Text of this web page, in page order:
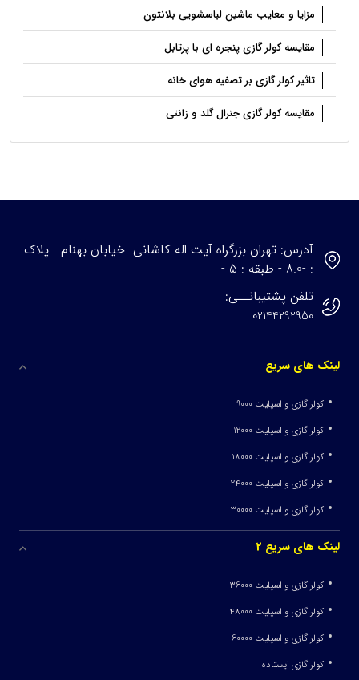
مزایا و معایب ماشین لباسشویی بلانتون
مقایسه کولر گازی پنجره ای با پرتابل
تاثیر کولر گازی بر تصفیه هوای خانه
مقایسه کولر گازی جنرال گلد و زانتی
آدرس: تهران-بزرگراه آیت اله کاشانی -خیابان بهنام - پلاک
: -8.0 - طبقه : 5 -
تلفن پشتیبانــی:
02144292950
لینک های سریع
کولر گازی و اسپلیت 9000
کولر گازی و اسپلیت 12000
کولر گازی و اسپلیت 18000
کولر گازی و اسپلیت 24000
کولر گازی و اسپلیت 30000
لینک های سریع 2
کولر گازی و اسپلیت 36000
کولر گازی و اسپلیت 48000
کولر گازی و اسپلیت 60000
کولر گازی ایستاده